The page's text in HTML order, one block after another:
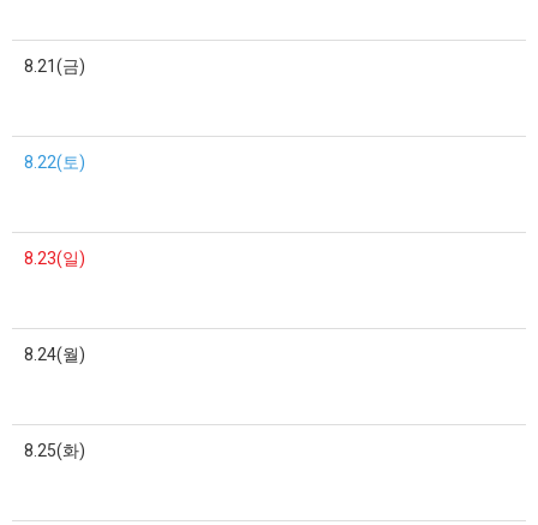
8.21(금)
8.22(토)
8.23(일)
8.24(월)
8.25(화)